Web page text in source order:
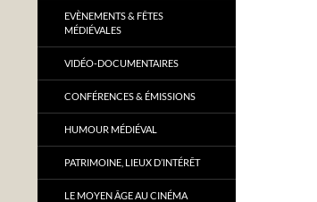
EVÈNEMENTS & FÊTES
MÉDIÉVALES
VIDÉO-DOCUMENTAIRES
CONFÉRENCES & ÉMISSIONS
HUMOUR MÉDIÉVAL
PATRIMOINE, LIEUX D’INTÉRÊT
LE MOYEN ÂGE AU CINÉMA